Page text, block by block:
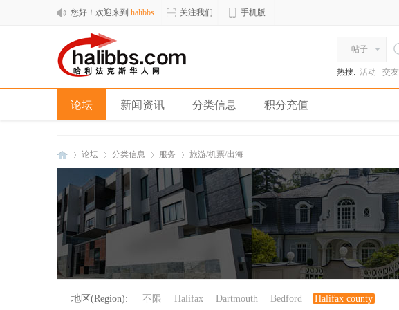
您好！欢迎来到 halibbs 关注我们 手机版
帖子
热搜: 活动 交友
论坛 新闻资讯 分类信息 积分充值
hal
论坛 分类信息
›
服务
›
旅游/机票/出海
地区(Region): 不限 Halifax Dartmouth Bedford Halifax county